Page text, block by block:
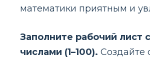
математики приятным и
Заполните рабочий лист
числами (1–100). Создайте